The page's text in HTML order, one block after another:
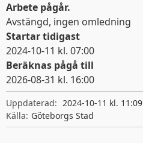
Arbete pågår.
Avstängd, ingen omledning
Giltighetstid
Startar tidigast
2024-10-11 kl. 07:00
Beräknas pågå till
2026-08-31 kl. 16:00
Uppdaterad: 2024-10-11 kl. 11:09
Källa: Göteborgs Stad